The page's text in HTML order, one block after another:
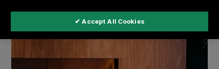
✔ Accept All Cookies